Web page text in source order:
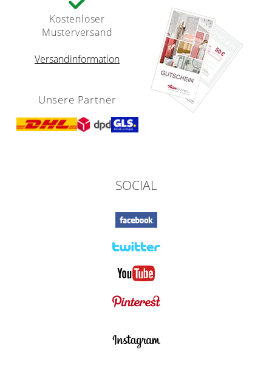
Kostenloser
Musterversand
Versandinformation
Unsere Partner
SOCIAL